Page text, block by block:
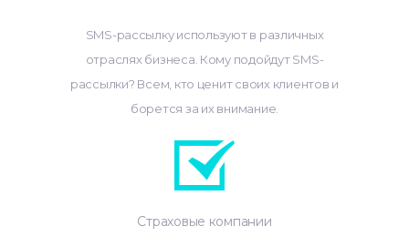
SMS-рассылку используют в различных
отраслях бизнеса. Кому подойдут SMS-
рассылки? Всем, кто ценит своих клиентов и
борется за их внимание.
Страховые компании